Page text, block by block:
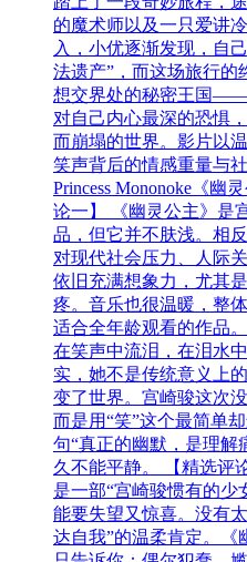
的魔术师以及一只爱讲
入，小优逐渐发现，自
法遗产”，而这场旅行的
想交界处的秘密王国
对自己内心最深的恐惧
而崩塌的世界。影片以
笑声背后的情感重量与
Princess Mononoke《幽
论一】 《幽灵公主》是
品，但它并不肤浅。相
对现代社会压力、人际
依旧充满想象力，尤其
疼。音乐也很温暖，整
适合全年龄观看的作品
在笑声中流泪，在泪水
实，她不是传统意义上
变了世界。宫崎骏这次
而是用“笑”这个最简单
句“真正的幽默，是理解
久不能平静。 【精选评
是一部“宫崎骏惯有的少
能要失望又惊喜。没有
达自我”的温柔肯定。《